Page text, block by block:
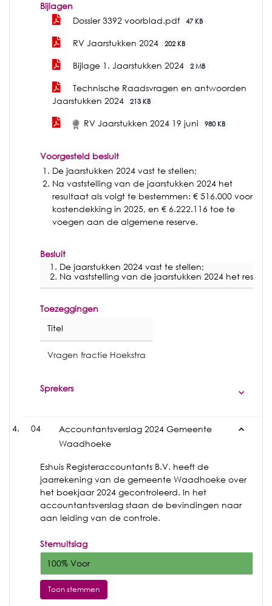
Bijlagen
Dossier 3392 voorblad.pdf
47 KB
RV Jaarstukken 2024 202 KB
Bijlage 1. Jaarstukken 2024 2 MB
Technische Raadsvragen en antwoorden
Jaarstukken 2024
213 KB
RV Jaarstukken 2024 19 juni 980 KB
Voorgesteld besluit
De jaarstukken 2024 vast te stellen;
Na vaststelling van de jaarstukken 2024 het
resultaat als volgt te bestemmen: € 516.000 voor
kostendekking in 2025, en € 6.222.116 toe te
voegen aan de algemene reserve.
Besluit
De jaarstukken 2024 vast te stellen;
Na vaststelling van de jaarstukken 2024 het
Toezeggingen
Titel
Vragen fractie Hoekstra
Sprekers
04
Accountantsverslag 2024 Gemeente
Waadhoeke
Eshuis Registeraccountants B.V. heeft de
jaarrekening van de gemeente Waadhoeke over
het boekjaar 2024 gecontroleerd. In het
accountantsverslag staan de bevindingen naar
aan leiding van de controle.
Stemuitslag
100% Voor
Toon stemmen